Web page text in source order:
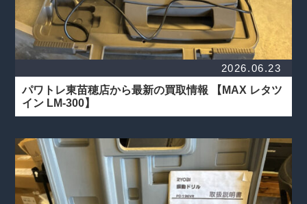
2026.06.23
パワトレ東苗穂店から最新の買取情報
【MAX レタツ
イン LM-300】